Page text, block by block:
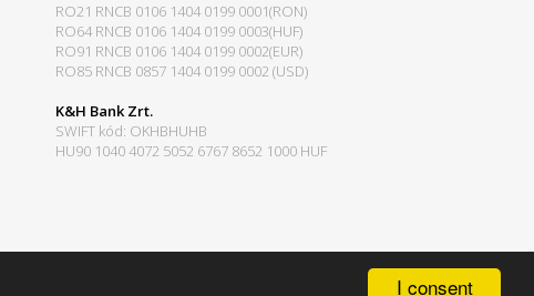
I consent
RO21 RNCB 0106 1404 0199 0001(RON)
RO64 RNCB 0106 1404 0199 0003(HUF)
RO91 RNCB 0106 1404 0199 0002(EUR)
RO85 RNCB 0857 1404 0199 0002 (USD)
K&H Bank Zrt.
SWIFT kód: OKHBHUHB
HU90 1040 4072 5052 6767 8652 1000 HUF